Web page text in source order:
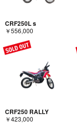
CRF250L s
￥556,000
CRF250 RALLY
￥423,000